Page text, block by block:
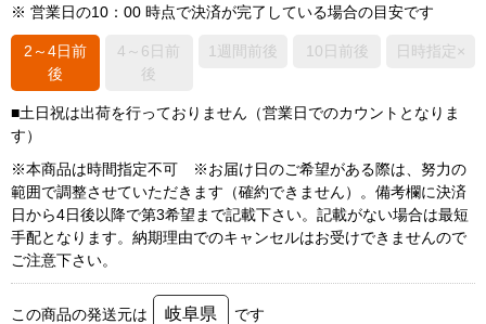
※ 営業日の10：00 時点で決済が完了している場合の目安です
2～4日前
後
4～6日前
後
1週間前後 10日前後 日時指定×
■土日祝は出荷を行っておりません（営業日でのカウントとなりま
す）
※本商品は時間指定不可 ※お届け日のご希望がある際は、努力の
範囲で調整させていただきます（確約できません）。備考欄に決済
日から4日後以降で第3希望まで記載下さい。記載がない場合は最短
手配となります。納期理由でのキャンセルはお受けできませんので
ご注意下さい。
この商品の発送元は 岐阜県 です